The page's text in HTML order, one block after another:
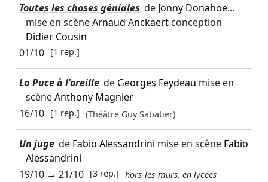
Toutes les choses géniales de Jonny Donahoe…
mise en scèneArnaud Anckaertconception
Didier Cousin
01/10 [1 rep.]
La Puce à l'oreille de Georges Feydeau mise en
scèneAnthony Magnier
16/10 [1 rep.] (Théâtre Guy Sabatier)
Un juge de Fabio Alessandrini mise en scène Fabio
Alessandrini
19/10→ 21/10 [3 rep.] hors-les-murs, en lycées